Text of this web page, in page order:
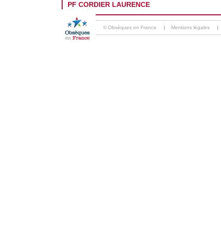
PF CORDIER LAURENCE
© Obsèques en France | Mentions légales |